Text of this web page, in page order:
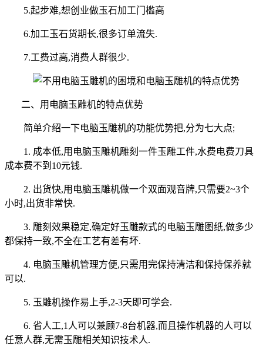
5.起步难,想创业做玉石加工门槛高
6.加工玉石货期长,很多订单流失.
7.工费过高,消费人群很少.
二、用电脑玉雕机的特点优势
简单介绍一下电脑玉雕机的功能优势把,分为七大点;
1. 成本低,用电脑玉雕机雕刻一件玉雕工件,水费电费刀具
成本费不到10元钱.
2. 出货快,用电脑玉雕机做一个双面观音牌,只需要2~3个
小时,出货非常快.
3. 雕刻效果稳定,确定好玉雕款式的电脑玉雕图纸,做多少
都保持一致,不全在工艺有差有坏.
4. 电脑玉雕机管理方便,只需用完保持清洁和保持保养就
可以.
5. 玉雕机操作易上手,2-3天即可学会.
6. 省人工,1人可以兼顾7-8台机器,而且操作机器的人可以
任意人群,无需玉雕相关知识技术人.